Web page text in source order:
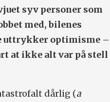
syv personer som
med, bilenes
uttrykker optimisme –
at ikke alt var på stell
dårlig (a